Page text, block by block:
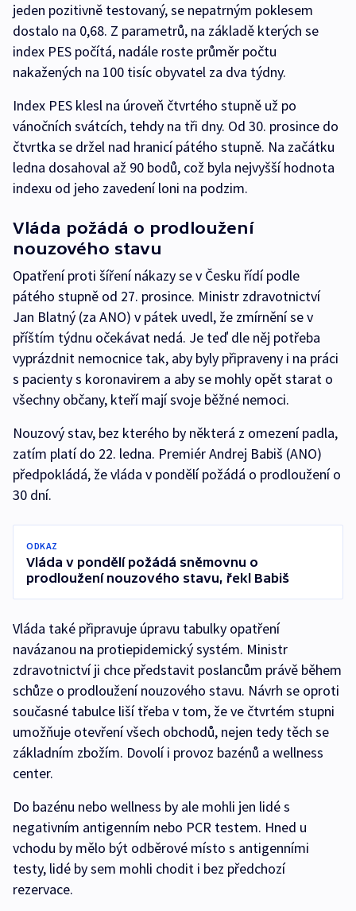
jeden pozitivně testovaný, se nepatrným poklesem
dostalo na 0,68. Z parametrů, na základě kterých se
index PES počítá, nadále roste průměr počtu
nakažených na 100 tisíc obyvatel za dva týdny.
Index PES klesl na úroveň čtvrtého stupně už po
vánočních svátcích, tehdy na tři dny. Od 30. prosince do
čtvrtka se držel nad hranicí pátého stupně. Na začátku
ledna dosahoval až 90 bodů, což byla nejvyšší hodnota
indexu od jeho zavedení loni na podzim.
Vláda požádá o prodloužení
nouzového stavu
Opatření proti šíření nákazy se v Česku řídí podle
pátého stupně od 27. prosince. Ministr zdravotnictví
Jan Blatný (za ANO) v pátek uvedl, že zmírnění se v
příštím týdnu očekávat nedá. Je teď dle něj potřeba
vyprázdnit nemocnice tak, aby byly připraveny i na práci
s pacienty s koronavirem a aby se mohly opět starat o
všechny občany, kteří mají svoje běžné nemoci.
Nouzový stav, bez kterého by některá z omezení padla,
zatím platí do 22. ledna. Premiér Andrej Babiš (ANO)
předpokládá, že vláda v pondělí požádá o prodloužení o
30 dní.
ODKAZ
Vláda v pondělí požádá sněmovnu o
prodloužení nouzového stavu, řekl Babiš
Vláda také připravuje úpravu tabulky opatření
navázanou na protiepidemický systém. Ministr
zdravotnictví ji chce představit poslancům právě během
schůze o prodloužení nouzového stavu. Návrh se oproti
současné tabulce liší třeba v tom, že ve čtvrtém stupni
umožňuje otevření všech obchodů, nejen tedy těch se
základním zbožím. Dovolí i provoz bazénů a wellness
center.
Do bazénu nebo wellness by ale mohli jen lidé s
negativním antigenním nebo PCR testem. Hned u
vchodu by mělo být odběrové místo s antigenními
testy, lidé by sem mohli chodit i bez předchozí
rezervace.